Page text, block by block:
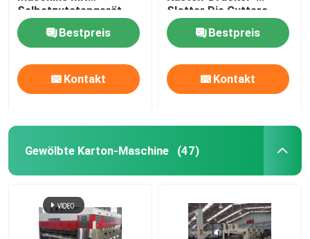
Selbstzutatengerät
Bestpreis
Kontakt
Slotter Die Cutters
Bestpreis
Kontakt
Gewölbte Karton-Maschine (47)